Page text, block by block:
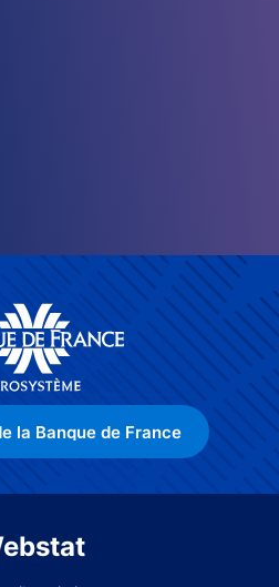
la Banque de France